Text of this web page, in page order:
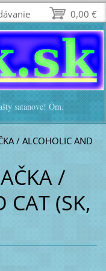
satanove! Óm.
/ ALCOHOLIC AND
/
CAT (SK,
0,00 €